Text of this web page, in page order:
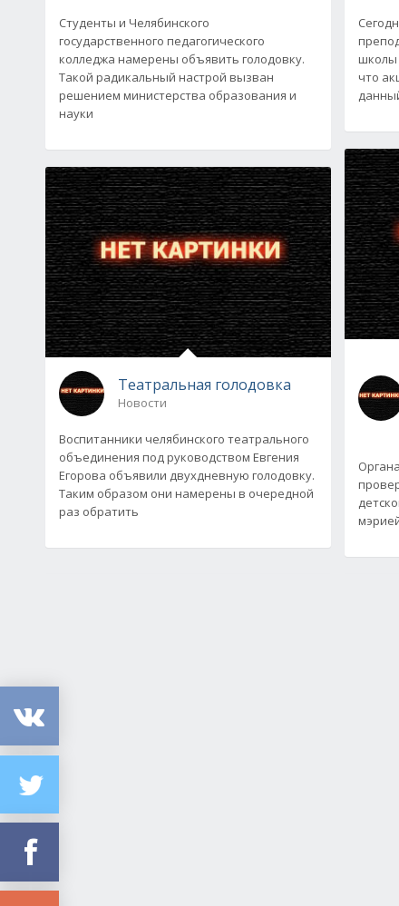
Студенты и Челябинского
государственного педагогического
колледжа намерены объявить голодовку.
Такой радикальный настрой вызван
решением министерства образования и
науки
Театральная голодовка
Новости
Воспитанники челябинского театрального
объединения под руководством Евгения
Егорова объявили двухдневную голодовку.
Таким образом они намерены в очередной
раз обратить
школы
что